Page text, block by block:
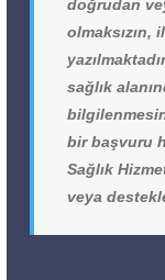
doğrudan
olmaksızın,
sağlık
bir başvuru
Sağlık
veya